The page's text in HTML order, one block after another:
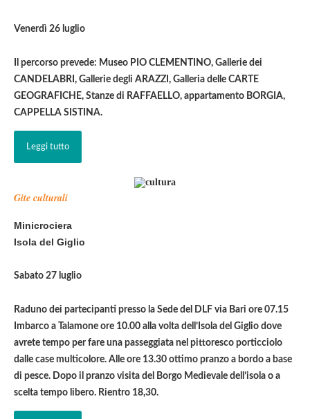
Venerdì 26 luglio
Il percorso prevede: Museo PIO CLEMENTINO, Gallerie dei
CANDELABRI, Gallerie degli ARAZZI, Galleria delle CARTE
GEOGRAFICHE, Stanze di RAFFAELLO, appartamento BORGIA,
CAPPELLA SISTINA.
Leggi tutto
Gite culturali
Minicrociera
Isola del Giglio
Sabato 27 luglio
Raduno dei partecipanti presso la Sede del DLF via Bari ore 07.15
Imbarco a Talamone ore 10.00 alla volta dell’Isola del Giglio dove
avrete tempo per fare una passeggiata nel pittoresco porticciolo
dalle case multicolore. Alle ore 13.30 ottimo pranzo a bordo a base
di pesce. Dopo il pranzo visita del Borgo Medievale dell’isola o a
scelta tempo libero. Rientro 18,30.